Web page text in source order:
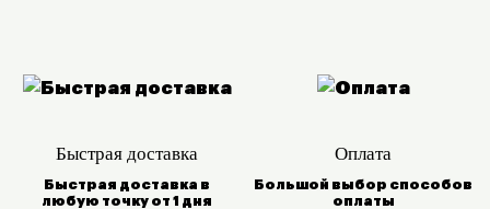
Быстрая доставка
Быстрая доставка в
любую точку от 1 дня
Оплата
Большой выбор способов
оплаты